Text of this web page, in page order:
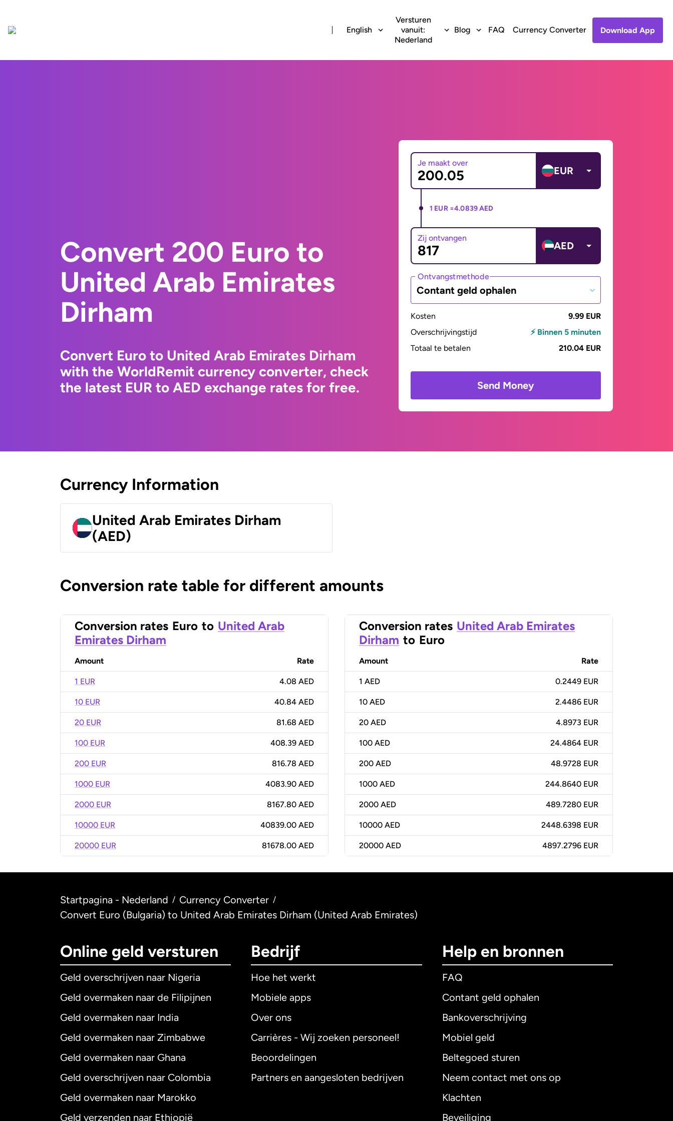
English
Versturen
vanuit:
Nederland
Blog FAQ Currency Converter Download App
Convert 200 Euro to
United Arab Emirates
Dirham
Convert Euro to United Arab Emirates Dirham
with the WorldRemit currency converter, check
the latest EUR to AED exchange rates for free.
Je maakt over
EUR
1 EUR =4.0839 AED
Zij ontvangen
AED
Ontvangstmethode
Contant geld ophalen
Kosten
9.99 EUR
Overschrijvingstijd
⚡ Binnen 5 minuten
Totaal te betalen
210.04 EUR
Send Money
Currency Information
United Arab Emirates Dirham
(AED)
Conversion rate table for different amounts
Conversion rates Euro to United Arab
Emirates Dirham
Amount Rate
1 EUR 4.08 AED
10 EUR 40.84 AED
20 EUR 81.68 AED
100 EUR 408.39 AED
200 EUR 816.78 AED
1000 EUR 4083.90 AED
2000 EUR 8167.80 AED
10000 EUR 40839.00 AED
20000 EUR 81678.00 AED
Conversion rates United Arab Emirates
Dirham to Euro
Amount Rate
1 AED 0.2449 EUR
10 AED 2.4486 EUR
20 AED 4.8973 EUR
100 AED 24.4864 EUR
200 AED 48.9728 EUR
1000 AED 244.8640 EUR
2000 AED 489.7280 EUR
10000 AED 2448.6398 EUR
20000 AED 4897.2796 EUR
Startpagina - Nederland / Currency Converter /
Convert Euro (Bulgaria) to United Arab Emirates Dirham (United Arab Emirates)
Online geld versturen
Geld overschrijven naar Nigeria
Geld overmaken naar de Filipijnen
Geld overmaken naar India
Geld overmaken naar Zimbabwe
Geld overmaken naar Ghana
Geld overschrijven naar Colombia
Geld overmaken naar Marokko
Geld verzenden naar Ethiopië
Bedrijf
Hoe het werkt
Mobiele apps
Over ons
Carrières - Wij zoeken personeel!
Beoordelingen
Partners en aangesloten bedrijven
Help en bronnen
FAQ
Contant geld ophalen
Bankoverschrijving
Mobiel geld
Beltegoed sturen
Neem contact met ons op
Klachten
Beveiliging